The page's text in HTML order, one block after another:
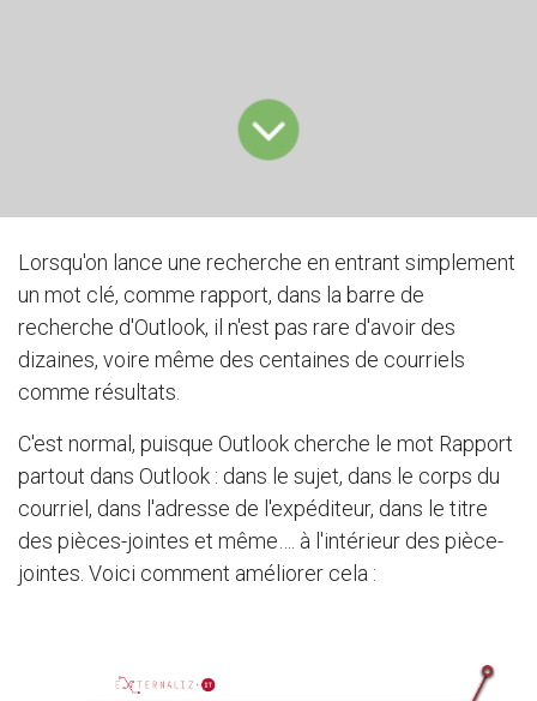
Lorsqu'on lance une recherche en entrant simplement
un mot clé, comme rapport, dans la barre de
recherche d'Outlook, il n'est pas rare d'avoir des
dizaines, voire même des centaines de courriels
comme résultats.
C'est normal, puisque Outlook cherche le mot Rapport
partout dans Outlook : dans le sujet, dans le corps du
courriel, dans l'adresse de l'expéditeur, dans le titre
des pièces-jointes et même…. à l'intérieur des pièce-
jointes. Voici comment améliorer cela :